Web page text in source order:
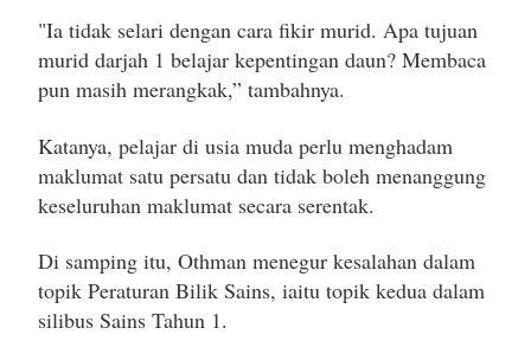
"Ia tidak selari dengan cara fikir murid. Apa tujuan
murid darjah 1 belajar kepentingan daun? Membaca
pun masih merangkak,” tambahnya.
Katanya, pelajar di usia muda perlu menghadam
maklumat satu persatu dan tidak boleh menanggung
keseluruhan maklumat secara serentak.
Di samping itu, Othman menegur kesalahan dalam
topik Peraturan Bilik Sains, iaitu topik kedua dalam
silibus Sains Tahun 1.